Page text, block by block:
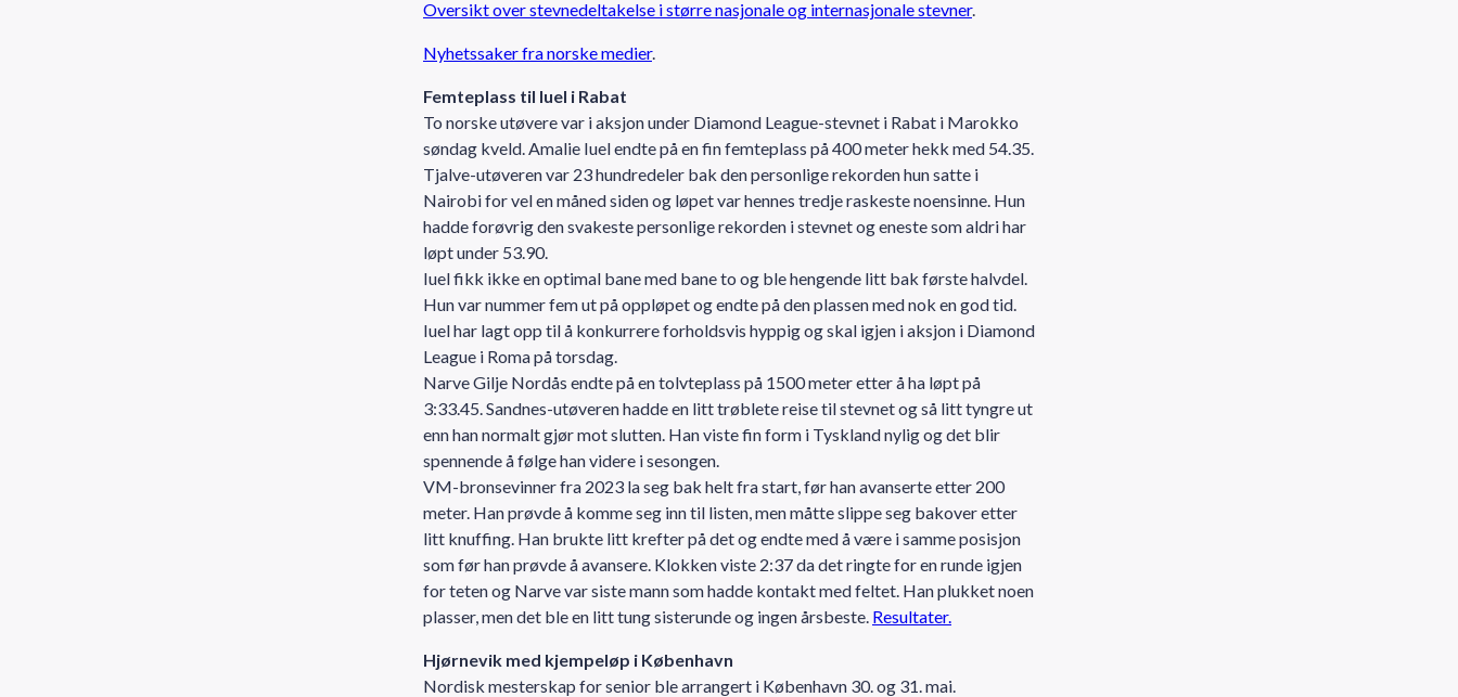
Oversikt over stevnedeltakelse i større nasjonale og internasjonale stevner.
Nyhetssaker fra norske medier.
Femteplass til Iuel i Rabat
To norske utøvere var i aksjon under Diamond League-stevnet i Rabat i Marokko
søndag kveld. Amalie Iuel endte på en fin femteplass på 400 meter hekk med 54.35.
Tjalve-utøveren var 23 hundredeler bak den personlige rekorden hun satte i
Nairobi for vel en måned siden og løpet var hennes tredje raskeste noensinne. Hun
hadde forøvrig den svakeste personlige rekorden i stevnet og eneste som aldri har
løpt under 53.90.
Iuel fikk ikke en optimal bane med bane to og ble hengende litt bak første halvdel.
Hun var nummer fem ut på oppløpet og endte på den plassen med nok en god tid.
Iuel har lagt opp til å konkurrere forholdsvis hyppig og skal igjen i aksjon i Diamond
League i Roma på torsdag.
Narve Gilje Nordås endte på en tolvteplass på 1500 meter etter å ha løpt på
3:33.45. Sandnes-utøveren hadde en litt trøblete reise til stevnet og så litt tyngre ut
enn han normalt gjør mot slutten. Han viste fin form i Tyskland nylig og det blir
spennende å følge han videre i sesongen.
VM-bronsevinner fra 2023 la seg bak helt fra start, før han avanserte etter 200
meter. Han prøvde å komme seg inn til listen, men måtte slippe seg bakover etter
litt knuffing. Han brukte litt krefter på det og endte med å være i samme posisjon
som før han prøvde å avansere. Klokken viste 2:37 da det ringte for en runde igjen
for teten og Narve var siste mann som hadde kontakt med feltet. Han plukket noen
plasser, men det ble en litt tung sisterunde og ingen årsbeste. Resultater.
Hjørnevik med kjempeløp i København
Nordisk mesterskap for senior ble arrangert i København 30. og 31. mai.